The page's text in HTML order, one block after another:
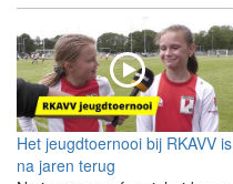
Het jeugdtoernooi bij RKAVV is
na jaren terug